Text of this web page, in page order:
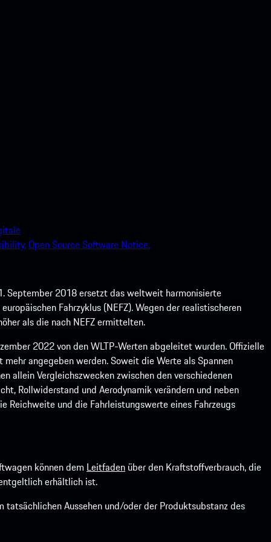
Open Source Software Notice.
September 2018 ersetzt das weltweit harmonisierte
Fahrzyklus (NEFZ). Wegen der realistischeren
als die nach NEFZ ermittelten.
2022 von den WLTP-Werten abgeleitet wurden. Offizielle
angegeben werden. Soweit die Werte als Spannen
allein Vergleichszwecken zwischen den verschiedenen
Rollwiderstand und Aerodynamik verändern und neben
Reichweite und die Fahrleistungswerte eines Fahrzeugs
können dem Leitfaden über den Kraftstoffverbrauch, die
erhältlich ist.
Aussehen und/oder der Produktsubstanz des